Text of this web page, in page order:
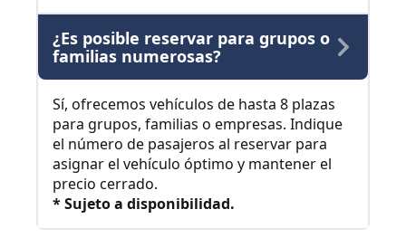
¿Es posible reservar para grupos o
familias numerosas?
Sí, ofrecemos vehículos de hasta 8 plazas
para grupos, familias o empresas. Indique
el número de pasajeros al reservar para
asignar el vehículo óptimo y mantener el
precio cerrado.
* Sujeto a disponibilidad.